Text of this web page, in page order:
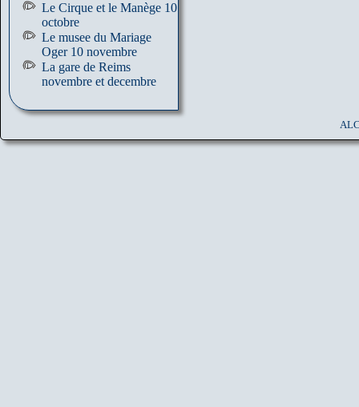
Le Cirque et le Manège 10
octobre
Le musee du Mariage
Oger 10 novembre
La gare de Reims
novembre et decembre